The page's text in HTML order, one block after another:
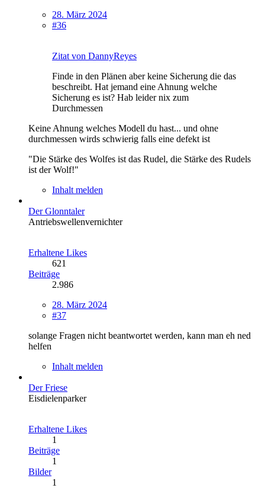
28. März 2024
#36
Zitat von DannyReyes
Finde in den Plänen aber keine Sicherung die das
beschreibt. Hat jemand eine Ahnung welche
Sicherung es ist? Hab leider nix zum
Durchmessen
Keine Ahnung welches Modell du hast... und ohne
durchmessen wirds schwierig falls eine defekt ist
"Die Stärke des Wolfes ist das Rudel, die Stärke des Rudels
ist der Wolf!"
Inhalt melden
Der Glonntaler
Antriebswellenvernichter
Erhaltene Likes
621
Beiträge
2.986
28. März 2024
#37
solange Fragen nicht beantwortet werden, kann man eh ned
helfen
Inhalt melden
Der Friese
Eisdielenparker
Erhaltene Likes
1
Beiträge
1
Bilder
1